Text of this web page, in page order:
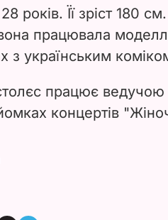
років. Її зріст 180
працювала
з українським
працює
концертів